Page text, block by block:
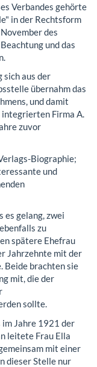
Verbandes gehörte
in der Rechtsform
des
und das
sich aus der
übernahm das
und damit
integrierten Firma A.
zuvor
Biographie;
und
es gelang, zwei
zu
spätere Ehefrau
Jahrzehnte mit der
Beide brachten sie
mit, die der
sollte.
im Jahre 1921 der
leitete Frau Ella
mit einer
dieser Stelle nur